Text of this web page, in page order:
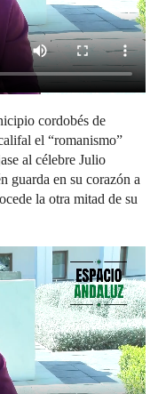
cordobés de
el “romanismo”
al célebre Julio
guarda en su corazón a
la otra mitad de su